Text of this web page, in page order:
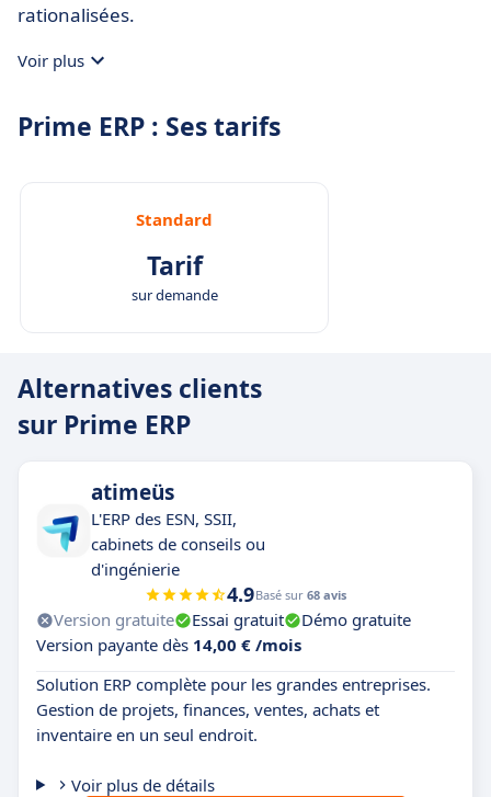
rationalisées.
Voir plus
Prime ERP : Ses tarifs
Standard
Tarif
sur demande
Alternatives clients
sur Prime ERP
atimeüs
L'ERP des ESN, SSII,
cabinets de conseils ou
d'ingénierie
4.9Basé sur 68 avis
Version gratuite Essai gratuit
Démo gratuite
Version payante dès 14,00 € /mois
Solution ERP complète pour les grandes entreprises.
Gestion de projets, finances, ventes, achats et
inventaire en un seul endroit.
Voir plus de détails